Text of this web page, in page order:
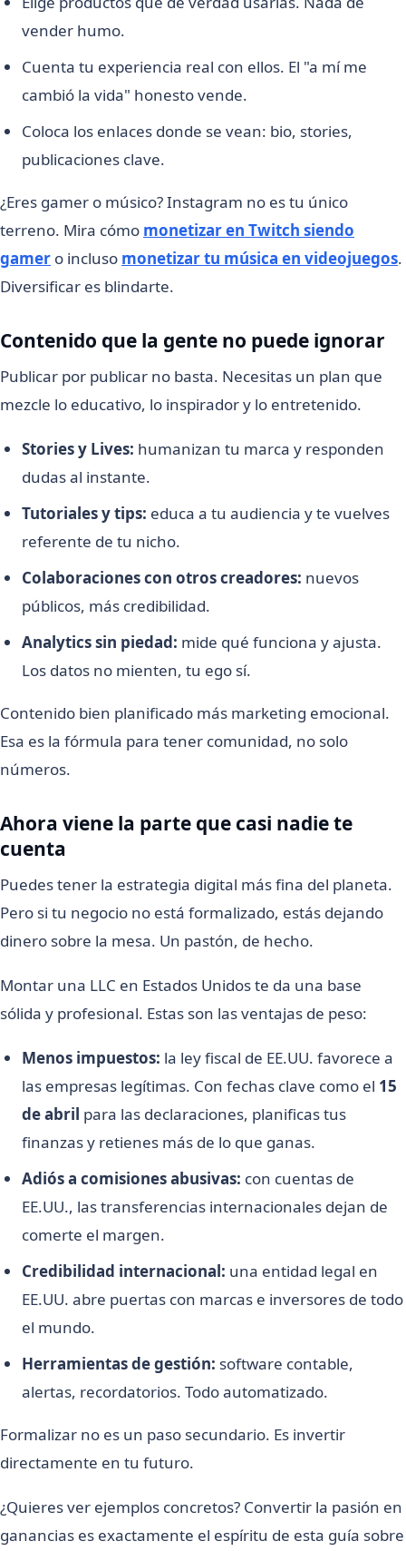
vender humo.
Cuenta tu experiencia real con ellos. El "a mí me
cambió la vida" honesto vende.
Coloca los enlaces donde se vean: bio, stories,
publicaciones clave.
¿Eres gamer o músico? Instagram no es tu único
terreno. Mira cómo monetizar en Twitch siendo
gamer o incluso monetizar tu música en videojuegos.
Diversificar es blindarte.
Contenido que la gente no puede ignorar
Publicar por publicar no basta. Necesitas un plan que
mezcle lo educativo, lo inspirador y lo entretenido.
Stories y Lives: humanizan tu marca y responden
dudas al instante.
Tutoriales y tips: educa a tu audiencia y te vuelves
referente de tu nicho.
Colaboraciones con otros creadores: nuevos
públicos, más credibilidad.
Analytics sin piedad: mide qué funciona y ajusta.
Los datos no mienten, tu ego sí.
Contenido bien planificado más marketing emocional.
Esa es la fórmula para tener comunidad, no solo
números.
Ahora viene la parte que casi nadie te
cuenta
Puedes tener la estrategia digital más fina del planeta.
Pero si tu negocio no está formalizado, estás dejando
dinero sobre la mesa. Un pastón, de hecho.
Montar una LLC en Estados Unidos te da una base
sólida y profesional. Estas son las ventajas de peso:
Menos impuestos: la ley fiscal de EE.UU. favorece a
las empresas legítimas. Con fechas clave como el 15
de abril para las declaraciones, planificas tus
finanzas y retienes más de lo que ganas.
Adiós a comisiones abusivas: con cuentas de
EE.UU., las transferencias internacionales dejan de
comerte el margen.
Credibilidad internacional: una entidad legal en
EE.UU. abre puertas con marcas e inversores de todo
el mundo.
Herramientas de gestión: software contable,
alertas, recordatorios. Todo automatizado.
Formalizar no es un paso secundario. Es invertir
directamente en tu futuro.
¿Quieres ver ejemplos concretos? Convertir la pasión en
ganancias es exactamente el espíritu de esta guía sobre